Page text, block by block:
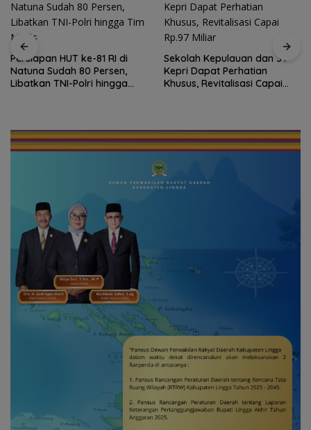
Persiapan HUT ke-81 RI di
Natuna Sudah 80 Persen,
Libatkan TNI-Polri hingga
Sekolah Kepulauan dan 3T
Kepri Dapat Perhatian
Khusus, Revitalisasi Capai